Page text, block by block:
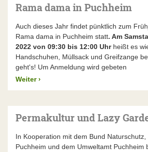
Rama dama in Puchheim
Auch dieses Jahr findet pünktlich zum
Rama dama in Puchheim statt. Am
2022 von 09:30 bis 12:00 Uhrheißt es
Handschuhen, Müllsack und Greifzange
geht's! Um Anmeldung wird gebeten
Weiter ›
Permakultur und Lazy
In Kooperation mit dem Bund
Puchheim und dem Umweltamt Puchheim